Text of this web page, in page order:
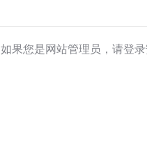
如果您是网站管理员，请登